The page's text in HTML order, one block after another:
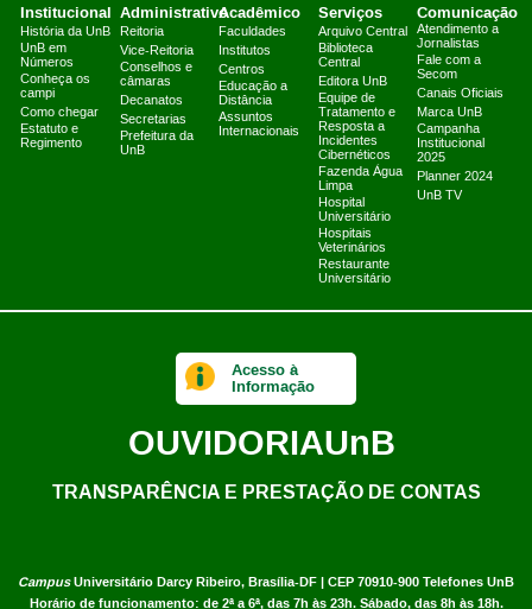
Institucional
História da UnB
UnB em
Números
Conheça os
campi
Como chegar
Estatuto e
Regimento
Administrativo
Reitoria
Vice-Reitoria
Conselhos e
câmaras
Decanatos
Secretarias
Prefeitura da
UnB
Acadêmico
Faculdades
Institutos
Centros
Educação a
Distância
Assuntos
Internacionais
Serviços
Arquivo Central
Biblioteca
Central
Editora UnB
Equipe de
Tratamento e
Resposta a
Incidentes
Cibernéticos
Fazenda Água
Limpa
Hospital
Universitário
Hospitais
Veterinários
Restaurante
Universitário
Comunicação
Atendimento a
Jornalistas
Fale com a
Secom
Canais Oficiais
Marca UnB
Campanha
Institucional
2025
Planner 2024
UnB TV
CampusUniversitário Darcy Ribeiro, Brasília-DF | CEP 70910-900 Telefones UnB
Horário de funcionamento: de 2ª a 6ª, das 7h às 23h. Sábado, das 8h às 18h.
Acesso à
Informação
OUVIDORIAUnB
TRANSPARÊNCIA E PRESTAÇÃO DE CONTAS